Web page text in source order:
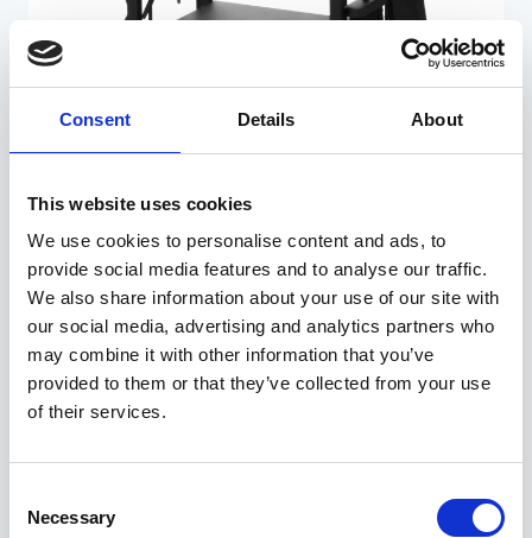
Consent Details About
This website uses cookies
We use cookies to personalise content and ads, to
provide social media features and to analyse our traffic.
We also share information about your use of our site with
our social media, advertising and analytics partners who
may combine it with other information that you’ve
provided to them or that they’ve collected from your use
of their services.
Selection
Necessary
osaline Mustang
49,90€
kirjeldus
Must pulbervärvitud terasest puidust alus ja
sisaldab kühvlit, harja, tangid ja sütt.
Suurus: 45